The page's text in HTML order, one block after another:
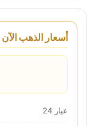
أسعار الذهب الآن
عيار 24